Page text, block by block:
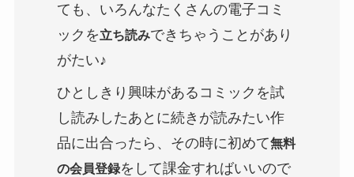
ても、いろんなたくさんの電子コミ
ックを立ち読みできちゃうことがあり
がたい♪
ひとしきり興味があるコミックを試
し読みしたあとに続きが読みたい作
品に出合ったら、その時に初めて無料
の会員登録をして課金すればいいので